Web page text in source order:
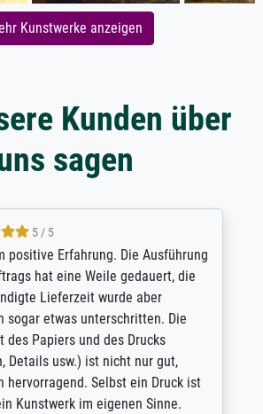
Kunstwerke anzeigen
Kunden über
sagen
5 / 5
Erfahrung. Die Ausführung
hat eine Weile gedauert, die
Lieferzeit wurde aber
etwas unterschritten. Die
Papiers und des Drucks
usw.) ist nicht nur gut,
Selbst ein Druck ist
im eigenen Sinne.